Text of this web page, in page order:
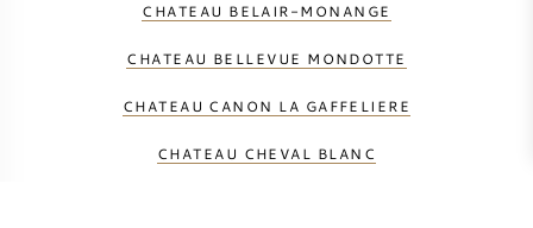
CHATEAU BELAIR-MONANGE
CHATEAU BELLEVUE MONDOTTE
CHATEAU CANON LA GAFFELIERE
CHATEAU CHEVAL BLANC